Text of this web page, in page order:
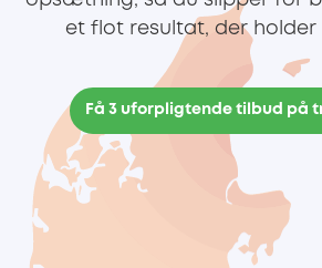
et flot resultat, der holder
Få 3 uforpligtende tilbud på